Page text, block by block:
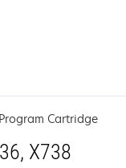
Cartridge
X738